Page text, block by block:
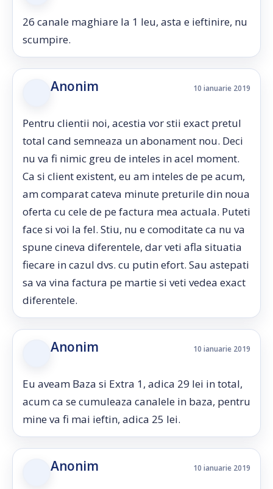
26 canale maghiare la 1 leu, asta e ieftinire, nu
scumpire.
Anonim 10 ianuarie 2019
Pentru clientii noi, acestia vor stii exact pretul
total cand semneaza un abonament nou. Deci
nu va fi nimic greu de inteles in acel moment.
Ca si client existent, eu am inteles de pe acum,
am comparat cateva minute preturile din noua
oferta cu cele de pe factura mea actuala. Puteti
face si voi la fel. Stiu, nu e comoditate ca nu va
spune cineva diferentele, dar veti afla situatia
fiecare in cazul dvs. cu putin efort. Sau astepati
sa va vina factura pe martie si veti vedea exact
diferentele.
Anonim 10 ianuarie 2019
Eu aveam Baza si Extra 1, adica 29 lei in total,
acum ca se cumuleaza canalele in baza, pentru
mine va fi mai ieftin, adica 25 lei.
Anonim 10 ianuarie 2019